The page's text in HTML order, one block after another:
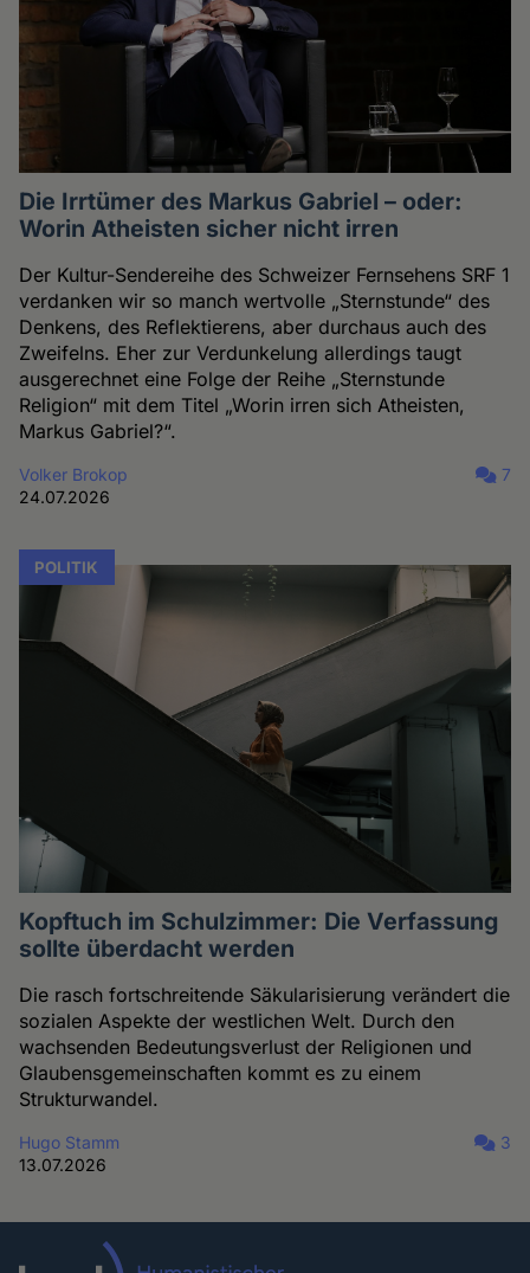
Die Irrtümer des Markus Gabriel – oder:
Worin Atheisten sicher nicht irren
Der Kultur-Sendereihe des Schweizer Fernsehens SRF 1
verdanken wir so manch wertvolle „Sternstunde“ des
Denkens, des Reflektierens, aber durchaus auch des
Zweifelns. Eher zur Verdunkelung allerdings taugt
ausgerechnet eine Folge der Reihe „Sternstunde
Religion“ mit dem Titel „Worin irren sich Atheisten,
Markus Gabriel?“.
Volker Brokop
24.07.2026
7
POLITIK
Kopftuch im Schulzimmer: Die Verfassung
sollte überdacht werden
Die rasch fortschreitende Säkularisierung verändert die
sozialen Aspekte der westlichen Welt. Durch den
wachsenden Bedeutungsverlust der Religionen und
Glaubensgemeinschaften kommt es zu einem
Strukturwandel.
Hugo Stamm
13.07.2026
3